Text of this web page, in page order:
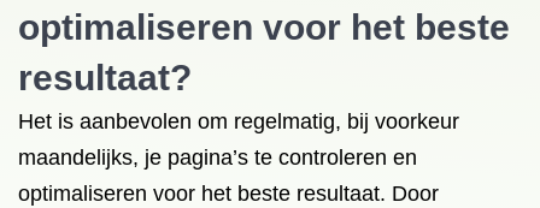
optimaliseren voor het beste
resultaat?
Het is aanbevolen om regelmatig, bij voorkeur
maandelijks, je pagina’s te controleren en
optimaliseren voor het beste resultaat. Door